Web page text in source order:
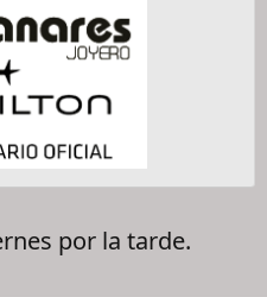
por la tarde.